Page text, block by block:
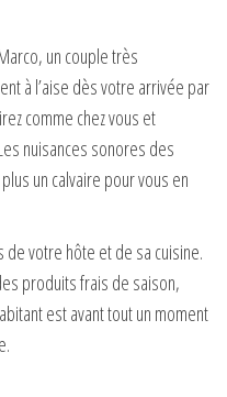
un couple très
à l’aise dès votre arrivée par
comme chez vous et
nuisances sonores des
un calvaire pour vous en
de votre hôte et de sa cuisine.
produits frais de saison,
est avant tout un moment